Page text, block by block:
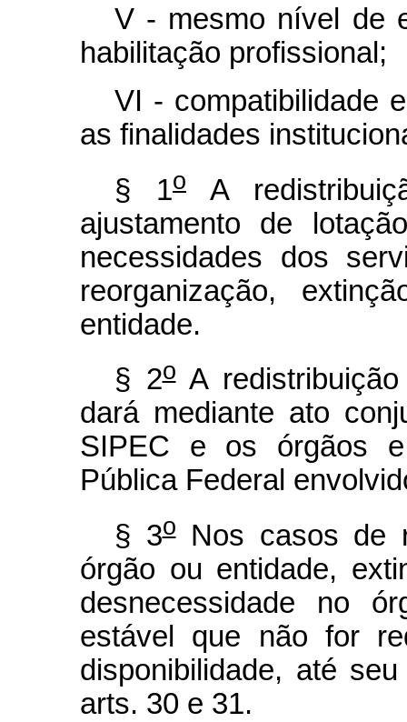
V - mesmo nível de
habilitação profissional;
VI - compatibilidade
as finalidades
§ 1o
A
ajustamento de
necessidades dos
reorganização,
entidade.
§ 2oA
dará mediante ato
SIPEC e os órgãos e
Pública Federal
§ 3oNos casos de
órgão ou entidade,
desnecessidade no
estável que não for
disponibilidade, até
arts. 30 e 31.